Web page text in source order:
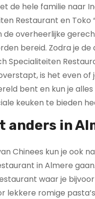
de hele familie naar
Restaurant en Toko
de overheerlijke
bereid. Zodra je
Specialiteiten
is het even of
bent en kun je
keuken te bieden
anders in
Chinees kun je ook
in Almere
waar je
lekkere romige